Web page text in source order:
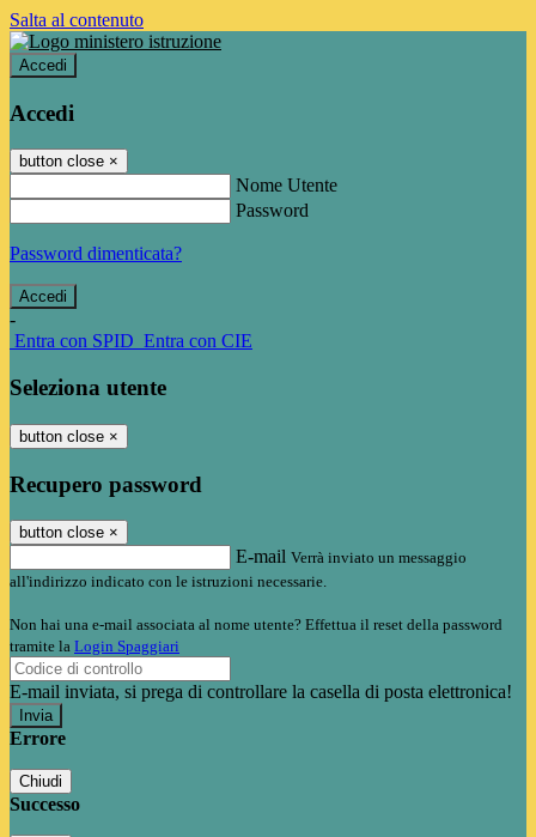
Salta al contenuto
Accedi
Accedi
button close ×
Nome Utente
Password
Password dimenticata?
-
Entra con SPID Entra con CIE
Seleziona utente
button close ×
Recupero password
button close ×
E-mail Verrà inviato un messaggio
all'indirizzo indicato con le istruzioni necessarie.
Non hai una e-mail associata al nome utente? Effettua il reset della password
tramite la Login Spaggiari
E-mail inviata, si prega di controllare la casella di posta elettronica!
Errore
Chiudi
Successo